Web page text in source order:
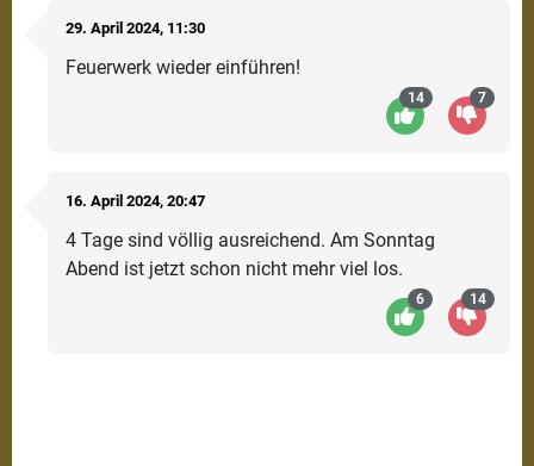
29. April 2024, 11:30
Feuerwerk wieder einführen!
14 7
16. April 2024, 20:47
4 Tage sind völlig ausreichend. Am Sonntag
Abend ist jetzt schon nicht mehr viel los.
6 14